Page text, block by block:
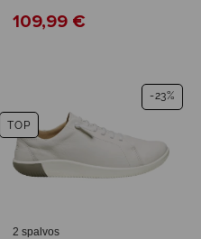
109,99 €
-23%
TOP
2 spalvos